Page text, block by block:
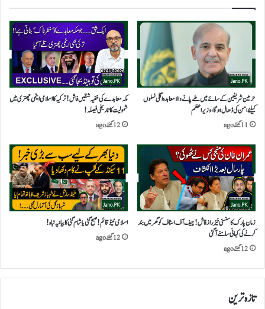
حرمین شریفین کے سائے میں طے پانے والا معاہدہ اگلی نسلوں
کیلئے امن کی ڈھال ہوگا،وزیراعظم
11 گھنٹے ago
مکہ معاہدے کی خفیہ شقیں فاش!ترکیہ کا اسلامی ایٹمی چھتری میں
شمولیت کا تاریخی فیصلہ!
12 گھنٹے ago
زمان پارک کا سنسنی خیز راز فاش!چیف آف اسٹاف کو گھر میں بند
کرنے کی کہانی سامنے آ گئی
12 گھنٹے ago
اسلامی نیٹو قائم!صبح گئی یاشام گئی کا بیانیہ تباہ!
12 گھنٹے ago
تازہ ترین